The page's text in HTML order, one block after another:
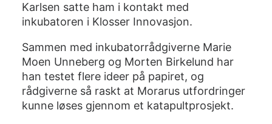
Karlsen satte ham i kontakt med
inkubatoren i Klosser Innovasjon.
Sammen med inkubatorrådgiverne Marie
Moen Unneberg og Morten Birkelund har
han testet flere ideer på papiret, og
rådgiverne så raskt at Morarus utfordringer
kunne løses gjennom et katapultprosjekt.